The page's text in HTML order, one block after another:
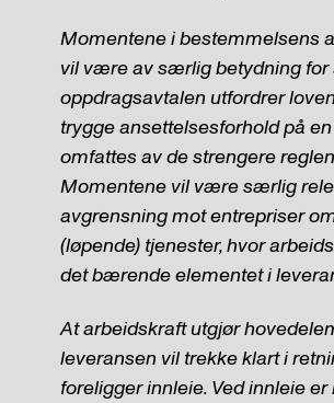
Momentene i bestemmelsens
vil være av særlig betydning for
oppdragsavtalen utfordrer
trygge ansettelsesforhold på
omfattes av de strengere
Momentene vil være særlig
avgrensning mot entrepriser
(løpende) tjenester, hvor
det bærende elementet i
At arbeidskraft utgjør
leveransen vil trekke klart i
foreligger innleie. Ved innleie